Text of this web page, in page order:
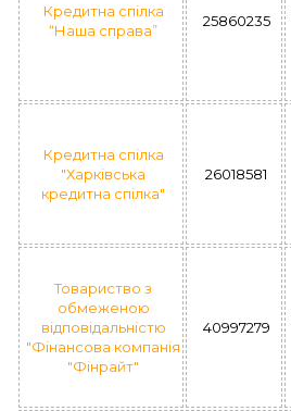
Кредитна спілка
“Наша справа”
25860235
Кредитна спілка
"Харківська
кредитна спілка"
26018581
Товариство з
обмеженою
відповідальністю
"Фінансова компанія
"Фінрайт"
40997279